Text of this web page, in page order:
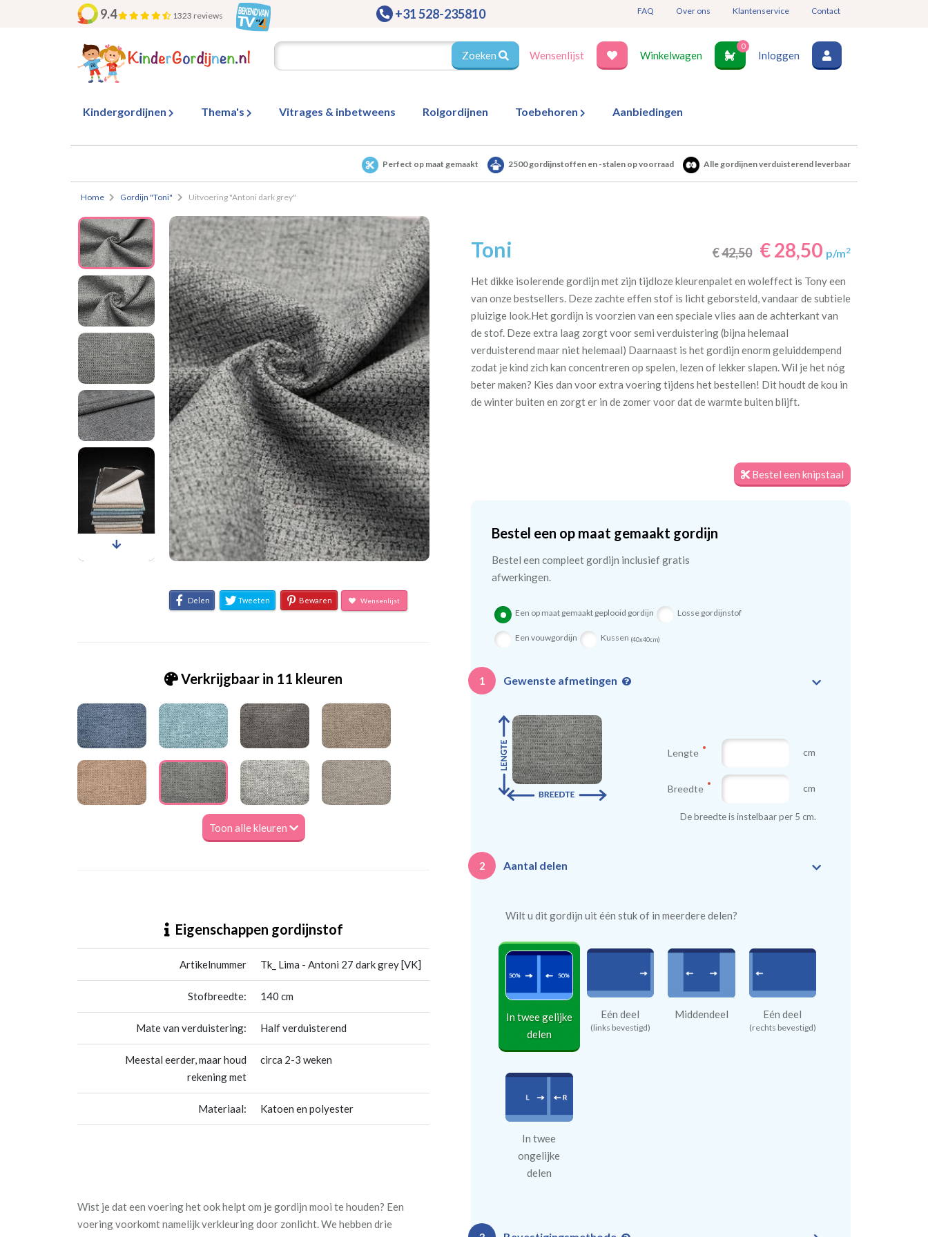
9.4 1323 reviews +31 528-235810 FAQ Over ons Klantenservice Contact
Zoeken Wensenlijst Winkelwagen
0
Inloggen
Kindergordijnen Thema's Vitrages & inbetweens Rolgordijnen Toebehoren Aanbiedingen
Perfect op maat gemaakt 2500 gordijnstoffen en -stalen op voorraad Alle gordijnen verduisterend leverbaar
Home Gordijn "Toni" Uitvoering "Antoni dark grey"
Delen Tweeten Bewaren Wensenlijst
Verkrijgbaar in 11 kleuren
Toon alle kleuren
Eigenschappen gordijnstof
Artikelnummer Tk_ Lima - Antoni 27 dark grey [VK]
Stofbreedte: 140 cm
Mate van verduistering: Half verduisterend
Meestal eerder, maar houd
rekening met
circa 2-3 weken
Materiaal: Katoen en polyester
Wist je dat een voering het ook helpt om je gordijn mooi te houden? Een
voering voorkomt namelijk verkleuring door zonlicht. We hebben drie
Toni €42,50 € 28,50 p/m2
Het dikke isolerende gordijn met zijn tijdloze kleurenpalet en woleffect is Tony een
van onze bestsellers. Deze zachte effen stof is licht geborsteld, vandaar de subtiele
pluizige look.Het gordijn is voorzien van een speciale vlies aan de achterkant van
de stof. Deze extra laag zorgt voor semi verduistering (bijna helemaal
verduisterend maar niet helemaal) Daarnaast is het gordijn enorm geluiddempend
zodat je kind zich kan concentreren op spelen, lezen of lekker slapen. Wil je het nóg
beter maken? Kies dan voor extra voering tijdens het bestellen! Dit houdt de kou in
de winter buiten en zorgt er in de zomer voor dat de warmte buiten blijft.
Bestel een knipstaal
Bestel een op maat gemaakt gordijn
Bestel een compleet gordijn inclusief gratis
afwerkingen.
Een op maat gemaakt geplooid gordijn Losse gordijnstof
Een vouwgordijn Kussen (40x40cm)
1 Gewenste afmetingen
Lengte cm
Breedte cm
De breedte is instelbaar per 5 cm.
2 Aantal delen
Wilt u dit gordijn uit één stuk of in meerdere delen?
In twee gelijke
delen
Eén deel
(links bevestigd)
Middendeel Eén deel
(rechts bevestigd)
In twee
ongelijke
delen